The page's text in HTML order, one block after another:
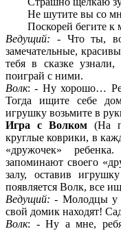
Не шутите вы со
Поскорей бегите к
Ведущий: - Что ты,
замечательные,
тебя в сказке
поиграй с ними.
Волк: - Ну хорошо…
Тогда ищите себе
игрушку возьмите в
Игра с Волком (На
круглые коврики, в
«дружочек»
запоминают своего
залу, оставив
появляется Волк, все
Ведущий: - Молодцы у
свой домик находят!
Волк: - Ну а мне,